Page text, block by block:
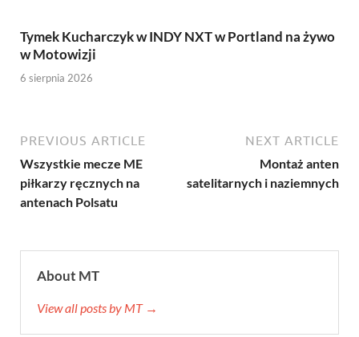
Tymek Kucharczyk w INDY NXT w Portland na żywo
w Motowizji
6 sierpnia 2026
PREVIOUS ARTICLE
Wszystkie mecze ME
piłkarzy ręcznych na
antenach Polsatu
NEXT ARTICLE
Montaż anten
satelitarnych i naziemnych
About MT
View all posts by MT →